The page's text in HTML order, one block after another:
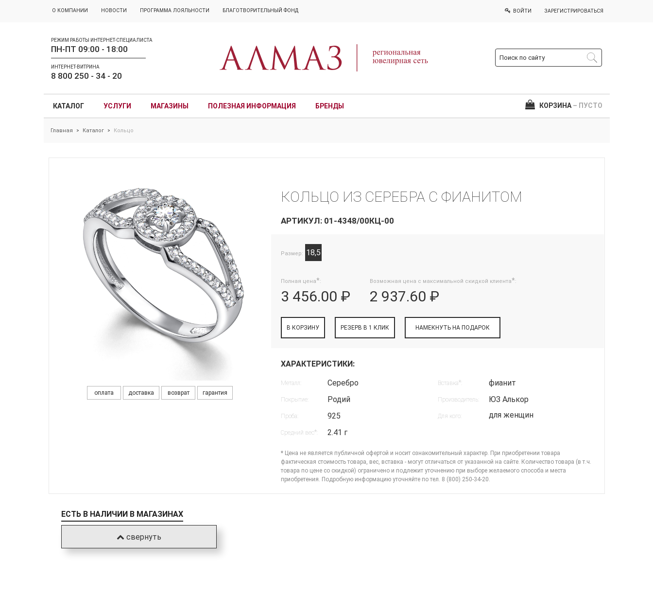
О КОМПАНИИ НОВОСТИ ПРОГРАММА ЛОЯЛЬНОСТИ БЛАГОТВОРИТЕЛЬНЫЙ ФОНД
РЕЖИМ РАБОТЫ ИНТЕРНЕТ-СПЕЦИАЛИСТА
ПН-ПТ 09:00 - 18:00
ИНТЕРНЕТ-ВИТРИНА
8 800 250 - 34 - 20
ВОЙТИ ЗАРЕГИСТРИРОВАТЬСЯ
КАТАЛОГ УСЛУГИ МАГАЗИНЫ ПОЛЕЗНАЯ ИНФОРМАЦИЯ БРЕНДЫ КОРЗИНА – ПУСТО
Главная > Каталог > Кольцо
оплата доставка возврат гарантия
КОЛЬЦО ИЗ СЕРЕБРА С ФИАНИТОМ
АРТИКУЛ: 01-4348/00КЦ-00
Размер: 18,5
Полная цена*:
3 456.00 ₽
Возможная цена с максимальной скидкой клиента*:
2 937.60 ₽
В КОРЗИНУ РЕЗЕРВ В 1 КЛИК НАМЕКНУТЬ НА ПОДАРОК
ХАРАКТЕРИСТИКИ:
Металл: Серебро
Покрытие: Родий
Проба: 925
Средний вес*: 2.41 г
Вставка*: фианит
Производитель: ЮЗ Алькор
Для кого: для женщин
* Цена не является публичной офертой и носит ознакомительный характер. При приобретении товара
фактическая стоимость товара, вес, вставка - могут отличаться от указанной на сайте. Количество товара (в т.ч.
товара по цене со скидкой) ограничено и подлежит уточнению при выборе желаемого способа и места
приобретения. Подробную информацию уточняйте потел. 8 (800) 250-34-20
ЕСТЬ В НАЛИЧИИ В МАГАЗИНАХ
свернуть